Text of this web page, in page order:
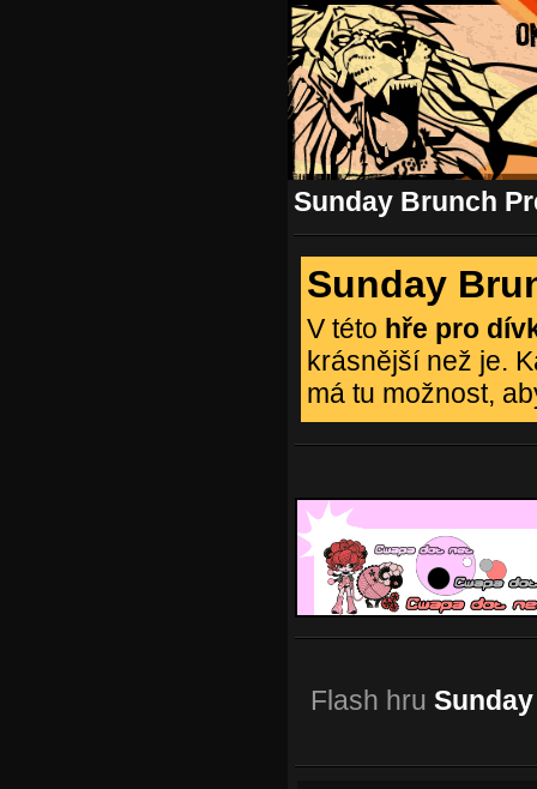
Sunday Brunch
Sunday
V této hře pro
krásnější než je.
má tu možnost,
Flash hru